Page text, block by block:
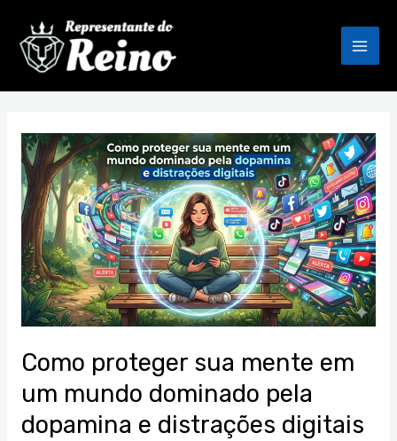
Como proteger sua mente em
um mundo dominado pela
dopamina e distrações digitais
Como
proteger
sua
mente
em
um
mundo
dominado
pela
dopamina
e
distrações
digitais
post